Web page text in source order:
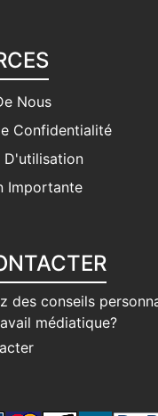
Nous
Confidentialité
D'utilisation
Importante
des conseils
médiatique?